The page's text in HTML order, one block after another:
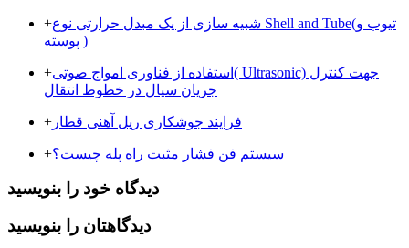
+شبیه سازی از یک مبدل حرارتی نوع Shell and Tube(تیوب و
پوسته )
+استفاده از فناوری امواج صوتی( Ultrasonic) جهت کنترل
جریان سیال در خطوط انتقال
+ فرایند جوشکاری ریل آهنی قطار
+سیستم فن فشار مثبت راه پله چیست؟
دیدگاه خود را بنویسید
دیدگاهتان را بنویسید